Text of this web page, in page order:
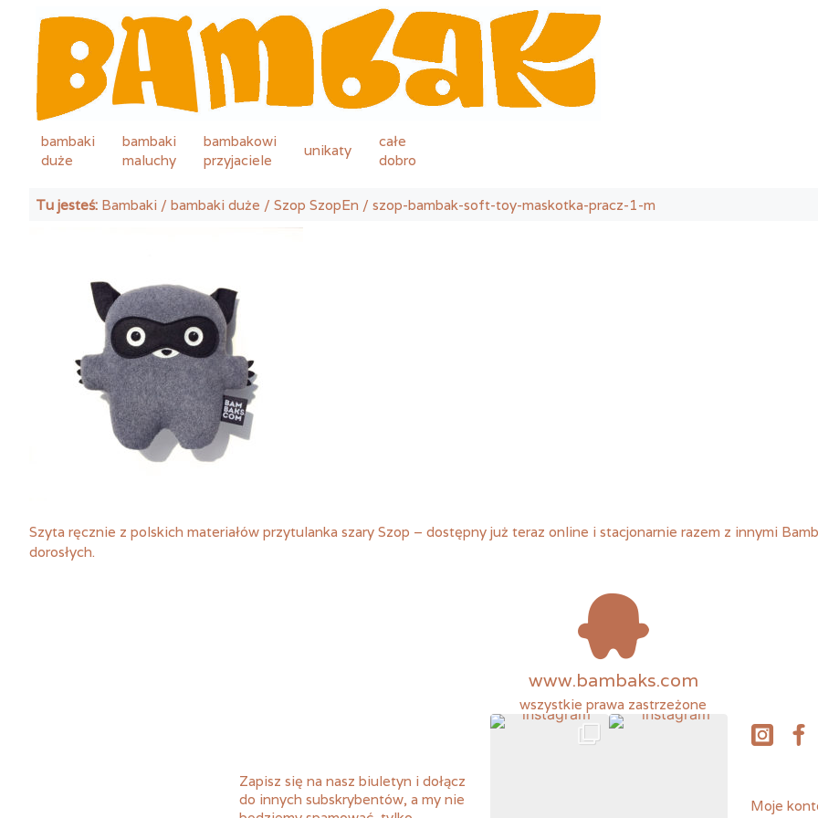
bambaki
duże
bambaki
maluchy
bambakowi
przyjaciele
unikaty
całe
dobro
Tu jesteś: Bambaki /bambaki duże /Szop SzopEn / szop-bambak-soft-toy-maskotka-pracz-1-m
Szyta ręcznie z polskich materiałów przytulanka szary Szop – dostępny już teraz online i stacjonarnie razem z innymi
dorosłych.
www.bambaks.com
wszystkie prawa zastrzeżone
Zapisz się na nasz biuletyn i dołącz
do innych subskrybentów, a my nie
Moje